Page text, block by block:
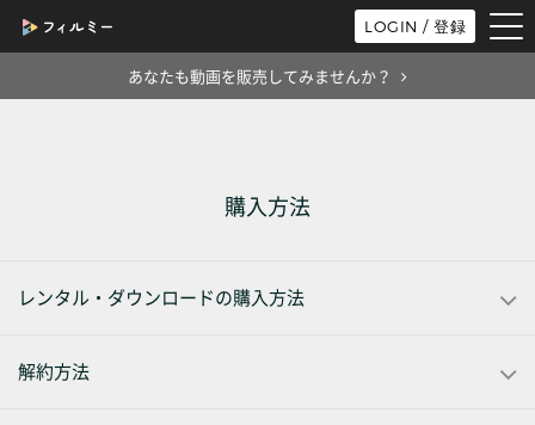
LOGIN / 登録
あなたも動画を販売してみませんか？
購入方法
レンタル・ダウンロードの購入方法
解約方法